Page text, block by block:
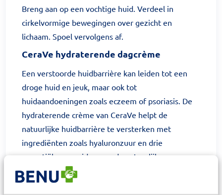
Breng aan op een vochtige huid. Verdeel in
cirkelvormige bewegingen over gezicht en
lichaam. Spoel vervolgens af.
CeraVe hydraterende dagcrème
Een verstoorde huidbarrière kan leiden tot een
droge huid en jeuk, maar ook tot
huidaandoeningen zoals eczeem of psoriasis. De
hydraterende crème van CeraVe helpt de
natuurlijke huidbarrière te versterken met
ingrediënten zoals hyaluronzuur en drie
essentiële ceramiden, om de natuurlijke
bestanddelen van de huidbarrière aan te vullen.
Ontwikkeld met behulp van dermatologen, ideaal